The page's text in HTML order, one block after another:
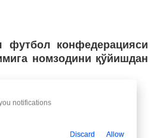
футбол конфедерацияси
номзодини қўйишдан
notifications
Discard Allow